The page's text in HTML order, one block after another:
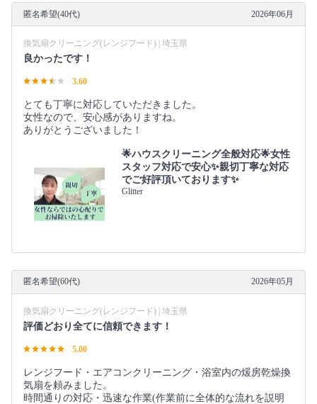
匿名希望(40代) 2026年06月
換気扇クリーニング(レンジフード) | 埼玉県
良かったです！
3.60
とても丁寧に対応していただきました。
女性なので、安心感がありますね。
ありがとうございました！
🌟ハウスクリーニング全般対応🌟女性
スタッフ対応で安心✨親切丁寧な対応
でご好評頂いております✨
Glitter
匿名希望(60代) 2026年05月
換気扇クリーニング(レンジフード) | 埼玉県
評価どおり全てに信頼できます！
5.00
レンジフード・エアコンクリーニング・浴室内の煖房乾燥換
気扇を頼みました。
時間通りの対応・迅速な作業(作業前に全体的な流れを説明